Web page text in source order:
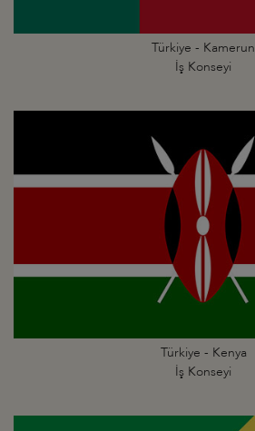
Türkiye - Kamerun
İş Konseyi
Türkiye - Kenya
İş Konseyi